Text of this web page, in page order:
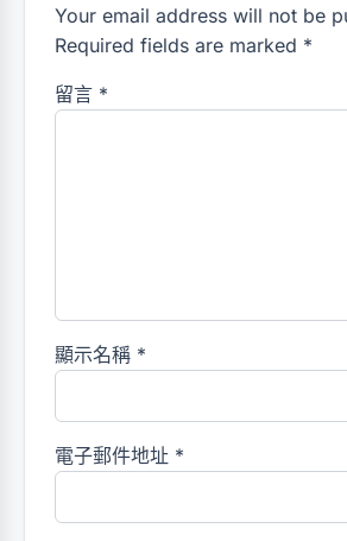
Your email address will not be
Required fields are marked *
留言 *
顯示名稱 *
電子郵件地址 *